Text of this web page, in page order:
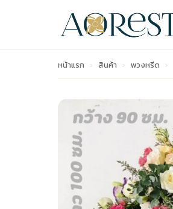
หน้าแรก › สินค้า › พวงหรีด ›